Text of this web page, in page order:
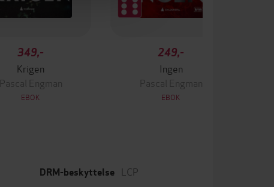
349,-
Krigen
Pascal Engman
EBOK
249,-
Ingen
Pascal Engman
EBOK
DRM-beskyttelse LCP